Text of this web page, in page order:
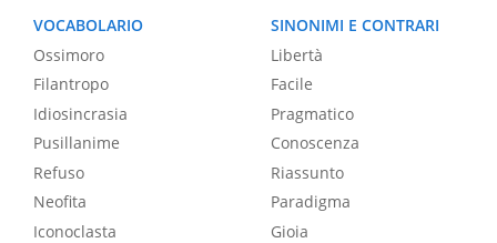
VOCABOLARIO
Ossimoro
Filantropo
Idiosincrasia
Pusillanime
Refuso
Neofita
Iconoclasta
SINONIMI E CONTRARI
Libertà
Facile
Pragmatico
Conoscenza
Riassunto
Paradigma
Gioia